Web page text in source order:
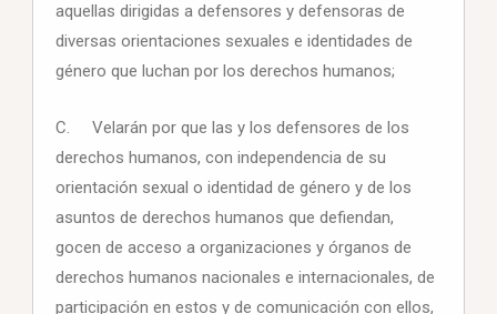
aquellas dirigidas a defensores y defensoras de
diversas orientaciones sexuales e identidades de
género que luchan por los derechos humanos;
C. Velarán por que las y los defensores de los
derechos humanos, con independencia de su
orientación sexual o identidad de género y de los
asuntos de derechos humanos que defiendan,
gocen de acceso a organizaciones y órganos de
derechos humanos nacionales e internacionales, de
participación en estos y de comunicación con ellos,